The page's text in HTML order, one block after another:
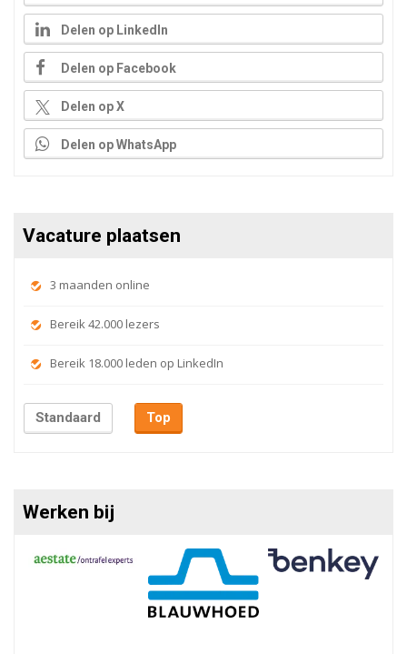
Delen op LinkedIn
Delen op Facebook
Delen op X
Delen op WhatsApp
Vacature plaatsen
3 maanden online
Bereik 42.000 lezers
Bereik 18.000 leden op LinkedIn
Standaard Top
Werken bij